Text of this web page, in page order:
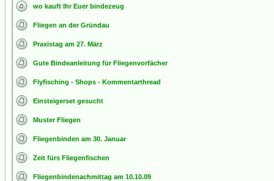
wo kauft Ihr Euer bindezeug
Fliegen an der Gründau
Praxistag am 27. März
Gute Bindeanleitung für Fliegenvorfächer
Flyfisching - Shops - Kommentarthread
Einsteigerset gesucht
Muster Fliegen
Fliegenbinden am 30. Januar
Zeit fürs Fliegenfischen
Fliegenbindenachmittag am 10.10.09